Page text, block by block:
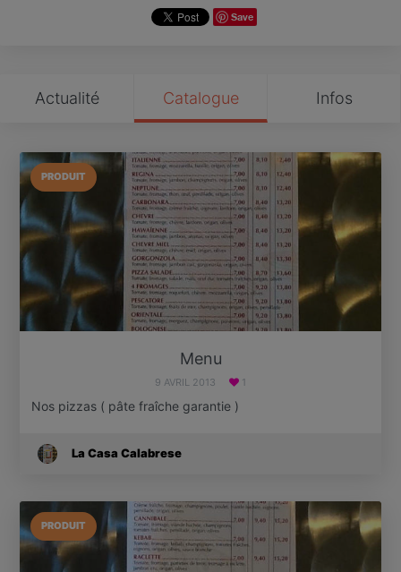
Save
Actualité Catalogue Infos
PRODUIT
Menu
9 AVRIL 2013 1
Nos pizzas ( pâte fraîche garantie )
La Casa Calabrese
PRODUIT